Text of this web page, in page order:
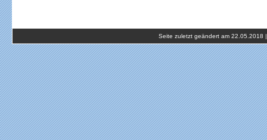
Seite zuletzt geändert am 22.05.2018